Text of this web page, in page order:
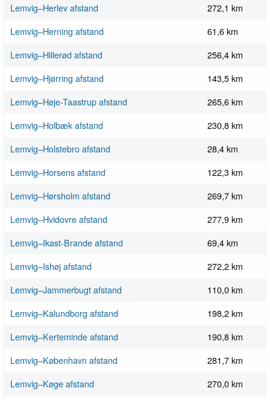
Lemvig–Herlev afstand
272,1 km
Lemvig–Herning afstand
61,6 km
Lemvig–Hillerød afstand
256,4 km
Lemvig–Hjørring afstand
143,5 km
Lemvig–Høje-Taastrup afstand
265,6 km
Lemvig–Holbæk afstand
230,8 km
Lemvig–Holstebro afstand
28,4 km
Lemvig–Horsens afstand
122,3 km
Lemvig–Hørsholm afstand
269,7 km
Lemvig–Hvidovre afstand
277,9 km
Lemvig–Ikast-Brande afstand
69,4 km
Lemvig–Ishøj afstand
272,2 km
Lemvig–Jammerbugt afstand
110,0 km
Lemvig–Kalundborg afstand
198,2 km
Lemvig–Kerteminde afstand
190,8 km
Lemvig–København afstand
281,7 km
Lemvig–Køge afstand
270,0 km